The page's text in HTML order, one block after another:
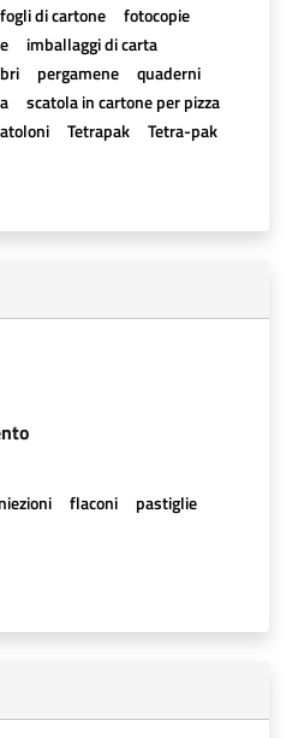
fogli di cartone
fotocopie
imballaggi di carta
pergamene
quaderni
scatola in cartone per pizza
Tetrapak Tetra-pak
flaconi
pastiglie